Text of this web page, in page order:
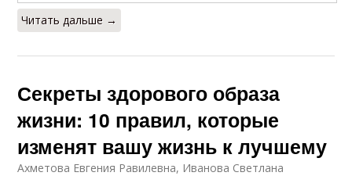
Читать дальше →
Секреты здорового образа
жизни: 10 правил, которые
изменят вашу жизнь к лучшему
Ахметова Евгения Равилевна, Иванова Светлана